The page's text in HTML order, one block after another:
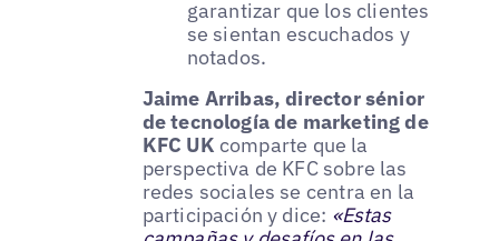
garantizar que los clientes
se sientan escuchados y
notados.
Jaime Arribas, director sénior
de tecnología de marketing de
KFC UK comparte que la
perspectiva de KFC sobre las
redes sociales se centra en la
participación y dice: «Estas